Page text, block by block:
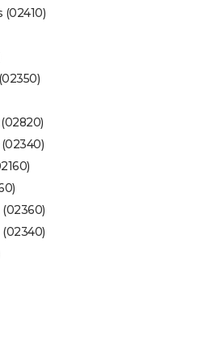
(02410)